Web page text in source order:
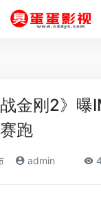
战金刚2》曝
跑
admin